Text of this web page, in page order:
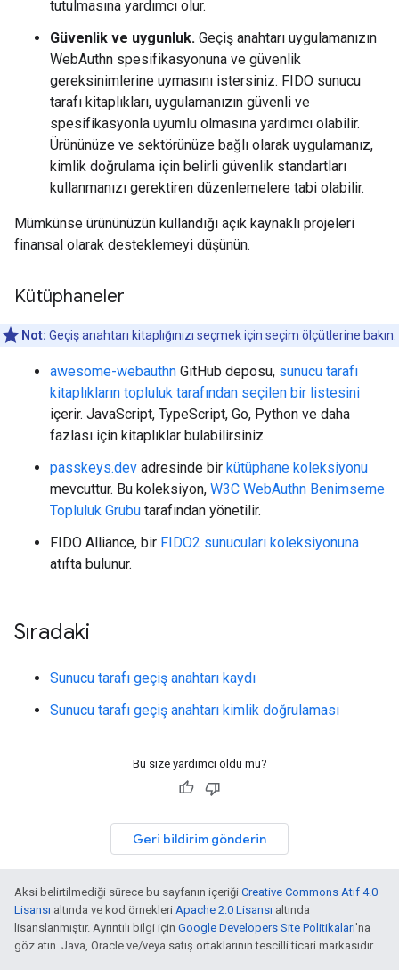
tutulmasına yardımcı olur.
Güvenlik ve uygunluk. Geçiş anahtarı uygulamanızın
WebAuthn spesifikasyonuna ve güvenlik
gereksinimlerine uymasını istersiniz. FIDO sunucu
tarafı kitaplıkları, uygulamanızın güvenli ve
spesifikasyonla uyumlu olmasına yardımcı olabilir.
Ürününüze ve sektörünüze bağlı olarak uygulamanız,
kimlik doğrulama için belirli güvenlik standartları
kullanmanızı gerektiren düzenlemelere tabi olabilir.
Mümkünse ürününüzün kullandığı açık kaynaklı projeleri
finansal olarak desteklemeyi düşünün.
Kütüphaneler
Not: Geçiş anahtarı kitaplığınızı seçmek için seçim ölçütlerine bakın.
awesome-webauthn GitHub deposu, sunucu tarafı
kitaplıkların topluluk tarafından seçilen bir listesini
içerir. JavaScript, TypeScript, Go, Python ve daha
fazlası için kitaplıklar bulabilirsiniz.
passkeys.dev adresinde bir kütüphane koleksiyonu
mevcuttur. Bu koleksiyon, W3C WebAuthn Benimseme
Topluluk Grubu tarafından yönetilir.
FIDO Alliance, bir FIDO2 sunucuları koleksiyonuna
atıfta bulunur.
Sıradaki
Sunucu tarafı geçiş anahtarı kaydı
Sunucu tarafı geçiş anahtarı kimlik doğrulaması
Bu size yardımcı oldu mu?
Geri bildirim gönderin
Aksi belirtilmediği sürece bu sayfanın içeriği Creative Commons Atıf 4.0
Lisansı altında ve kod örnekleri Apache 2.0 Lisansı altında
lisanslanmıştır. Ayrıntılı bilgi için Google Developers Site Politikaları'na
göz atın. Java, Oracle ve/veya satış ortaklarının tescilli ticari markasıdır.